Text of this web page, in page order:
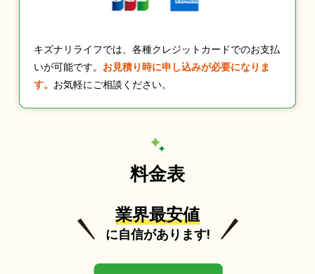
キズナリライフでは、各種クレジットカードでのお支払
いが可能です。 お見積り時に申し込みが必要になりま
す。 お気軽にご相談ください。
料金表
業界最安値
に自信があります!